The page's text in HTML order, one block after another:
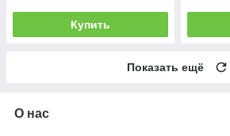
Купить
Показать ещё
О нас